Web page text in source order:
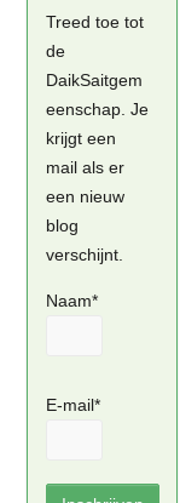
Treed toe tot
de
DaikSaitgem
eenschap. Je
krijgt een
mail als er
een nieuw
blog
verschijnt.
Naam*
E-mail*